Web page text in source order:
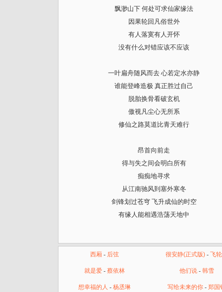
飘渺山下 何处可求仙家缘法
因果轮回凡俗世外
有人落寞有人开怀
没有什么对错应该不应该
一叶扁舟随风而去 心若定水亦静
谁能登峰造极 真正胜过自己
脱胎换骨看破玄机
傲视凡尘心无所系
修仙之路莫道比青天难行
昂首向前走
得与失之间会明白所有
痴痴地寻求
从江南驰风到塞外寒冬
剑锋划过苍穹 飞升成仙的时空
有缘人能相遇浩荡天地中
西厢 - 后弦 很安静(正式版)- 飞
就是爱- 蔡依林 他们说- 韩雪
想幸福的人 - 杨丞琳 写给未来的你- 郑国